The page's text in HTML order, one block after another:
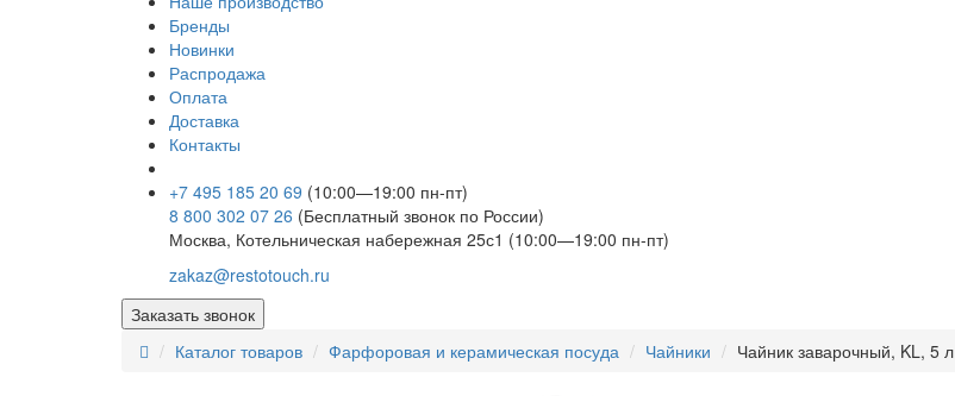
Бренды
Новинки
Распродажа
Оплата
Доставка
Контакты
+7 495 185 20 69 (10:00—19:00 пн-пт)
8 800 302 07 26 (Бесплатный звонок по России)
Москва, Котельническая набережная 25с1 (10:00—19:00 пн-пт)
zakaz@restotouch.ru
Заказать звонок
Каталог товаров
Фарфоровая и керамическая посуда Чайники Чайник заварочный, KL, 5 л